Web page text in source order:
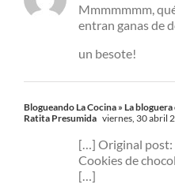
Mmmmmmm,
entran ganas de
un besote!
Blogueando La Cocina » La
Ratita Presumida viernes, 30 abril
[…] Original post:
Cookies de
[…]